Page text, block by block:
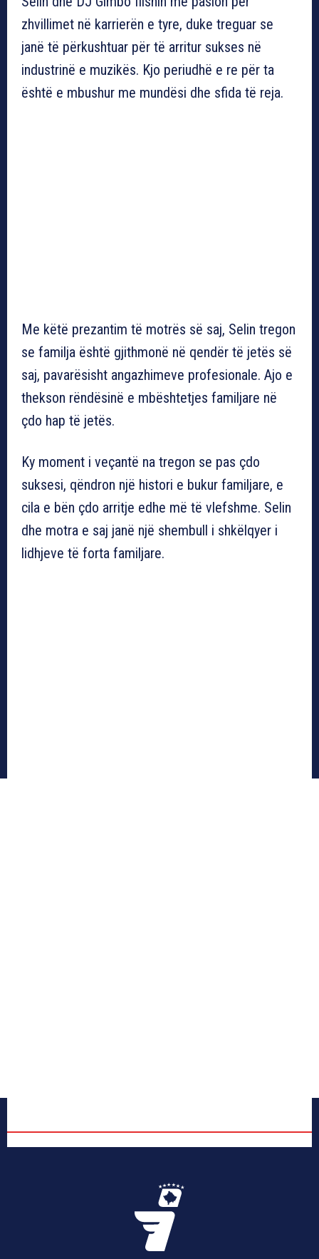
zhvillimet në karrierën e tyre, duke treguar se
janë të përkushtuar për të arritur sukses në
industrinë e muzikës. Kjo periudhë e re për ta
është e mbushur me mundësi dhe sfida të reja.
Me këtë prezantim të motrës së saj, Selin tregon
se familja është gjithmonë në qendër të jetës së
saj, pavarësisht angazhimeve profesionale. Ajo e
thekson rëndësinë e mbështetjes familjare në
çdo hap të jetës.
Ky moment i veçantë na tregon se pas çdo
suksesi, qëndron një histori e bukur familjare, e
cila e bën çdo arritje edhe më të vlefshme. Selin
dhe motra e saj janë një shembull i shkëlqyer i
lidhjeve të forta familjare.